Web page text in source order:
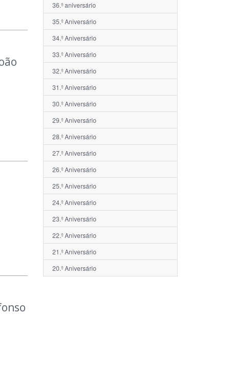
36.º aniversário
35.º Aniversário
34.º Aniversário
33.º Aniversário
32.º Aniversário
31.º Aniversário
30.º Aniversário
29.º Aniversário
28.º Aniversário
27.º Aniversário
26.º Aniversário
25.º Aniversário
24.º Aniversário
23.º Aniversário
22.º Aniversário
21.º Aniversário
20.º Aniversário